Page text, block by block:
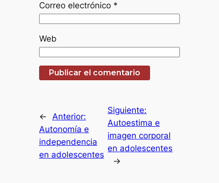
Correo electrónico *
Web
← Anterior:
Autonomía e
independencia
en adolescentes
Siguiente:
Autoestima e
imagen corporal
en adolescentes
→